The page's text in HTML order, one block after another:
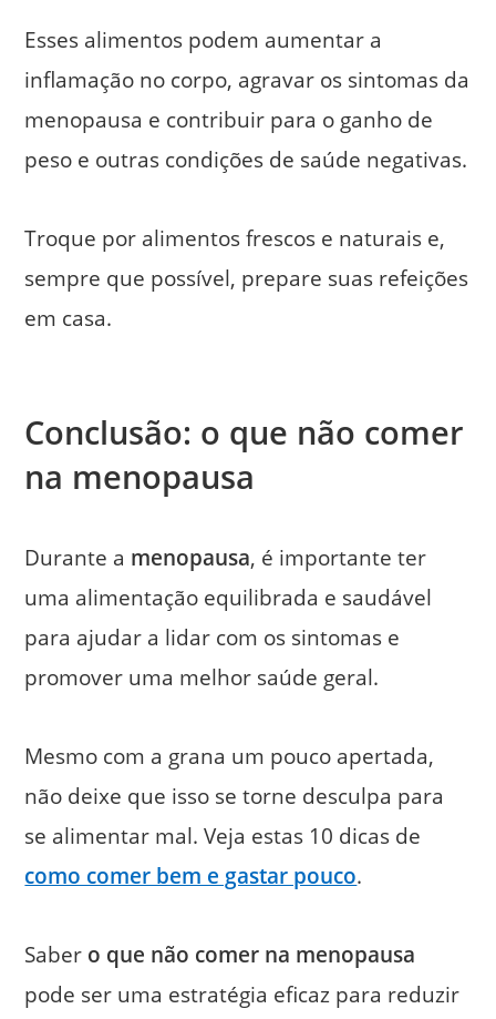
Esses alimentos podem aumentar a
inflamação no corpo, agravar os sintomas da
menopausa e contribuir para o ganho de
peso e outras condições de saúde negativas.
Troque por alimentos frescos e naturais e,
sempre que possível, prepare suas refeições
em casa.
Conclusão: o que não comer
na menopausa
Durante a menopausa, é importante ter
uma alimentação equilibrada e saudável
para ajudar a lidar com os sintomas e
promover uma melhor saúde geral.
Mesmo com a grana um pouco apertada,
não deixe que isso se torne desculpa para
se alimentar mal. Veja estas 10 dicas de
como comer bem e gastar pouco.
Saber o que não comer na menopausa
pode ser uma estratégia eficaz para reduzir